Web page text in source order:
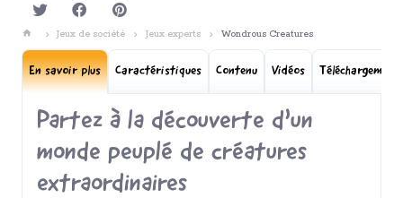
Jeux de société Jeux experts Wondrous Creatures
En savoir plus Caractéristiques Contenu Vidéos Téléchargement
Partez à la découverte d’un
monde peuplé de créatures
extraordinaires